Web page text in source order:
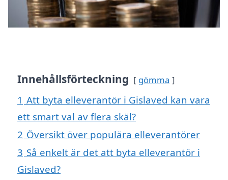
Innehållsförteckning gömma
1 Att byta elleverantör i Gislaved kan vara
ett smart val av flera skäl?
2 Översikt över populära elleverantörer
3 Så enkelt är det att byta elleverantör i
Gislaved?